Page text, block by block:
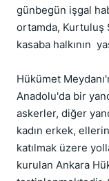
günbegün işgal
ortamda, Kurtuluş
kasaba halkının
Hükümet
Anadolu'da bir
askerler, diğer
kadın erkek,
katılmak üzere
kurulan Ankara